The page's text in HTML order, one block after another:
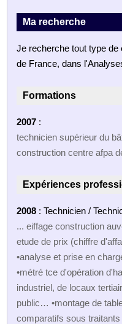
Ma recherche
Je recherche tout type de
de France, dans
Formations
2007 :
technicien supérieur du
construction centre afpa
Expériences
2008 : Technicien /
... eiffage construction
etude de prix (chiffre
•analyse et prise en
•métré tce d'opération
industriel, de locaux
public… •montage de
comparatifs sous